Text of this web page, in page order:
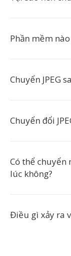
Phần mềm
Chuyển JPEG
Chuyển đổi
Có thể chuyển
lúc không?
Điều gì xảy ra